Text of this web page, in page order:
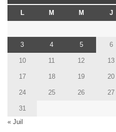
L M M J
3 4 5 6
10 11 12 13
17 18 19 20
24 25 26 27
31
« Juil